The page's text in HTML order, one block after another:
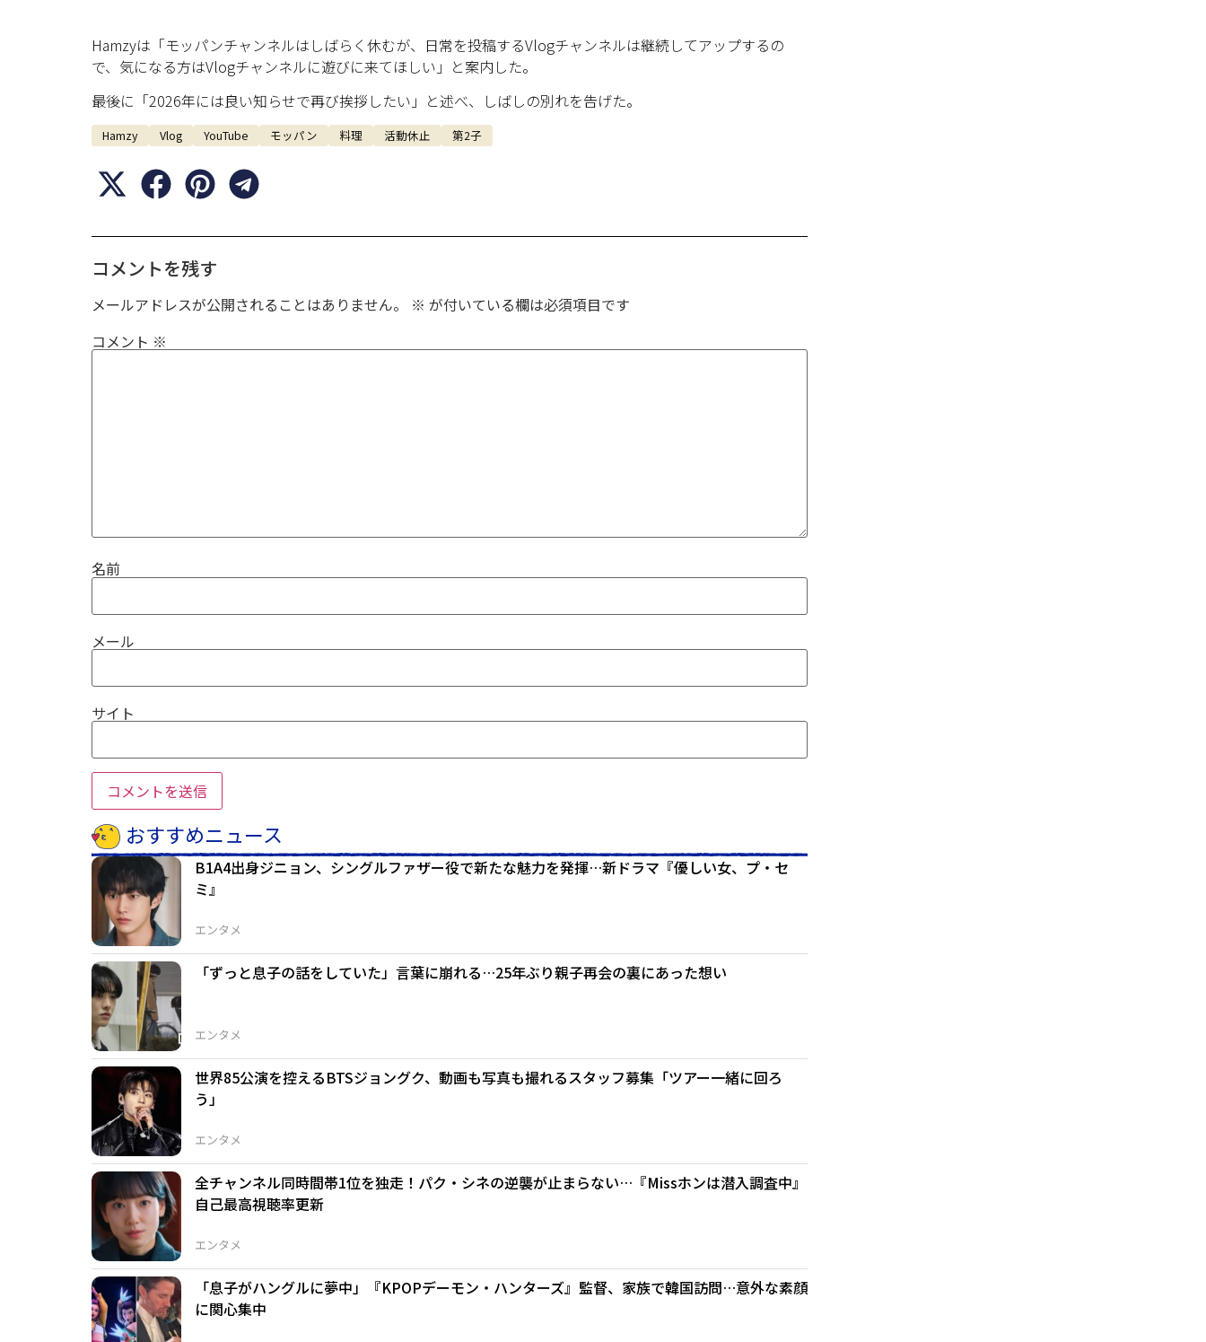
Hamzyは「モッパンチャンネルはしばらく休むが、日常を投稿するVlogチャンネルは継続してアップするの
で、気になる方はVlogチャンネルに遊びに来てほしい」と案内した。
最後に「2026年には良い知らせで再び挨拶したい」と述べ、しばしの別れを告げた。
Hamzy Vlog YouTube モッパン 料理 活動休止 第2子
コメントを残す
メールアドレスが公開されることはありません。 ※ が付いている欄は必須項目です
コメント ※
名前
メール
サイト
おすすめニュース
エンタメ
B1A4出身ジニョン、シングルファザー役で新たな魅力を発揮…新ドラマ『優しい女、プ・セ
ミ』
エンタメ
「ずっと息子の話をしていた」言葉に崩れる…25年ぶり親子再会の裏にあった想い
エンタメ
世界85公演を控えるBTSジョングク、動画も写真も撮れるスタッフ募集「ツアー一緒に回ろ
う」
エンタメ
全チャンネル同時間帯1位を独走！パク・シネの逆襲が止まらない…『Missホンは潜入調査中』
自己最高視聴率更新
「息子がハングルに夢中」『KPOPデーモン・ハンターズ』監督、家族で韓国訪問…意外な素顔
に関心集中